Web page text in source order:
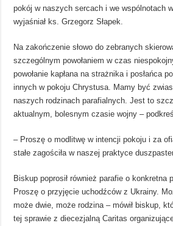
pokój w naszych sercach i we wspólnotach
wyjaśniał ks. Grzegorz Słapek.
Na zakończenie słowo do zebranych
szczególnym powołaniem w czas
powołanie kapłana na strażnika i posłańca
innych w pokoju Chrystusa. Mamy być
naszych rodzinach parafialnych. Jest to
aktualnym, bolesnym czasie wojny –
– Proszę o modlitwę w intencji pokoju i za
stałe zagościła w naszej praktyce
Biskup poprosił również parafie o konkretna
Proszę o przyjęcie uchodźców z Ukrainy.
może dwie, może rodzina – mówił biskup,
tej sprawie z diecezjalną Caritas